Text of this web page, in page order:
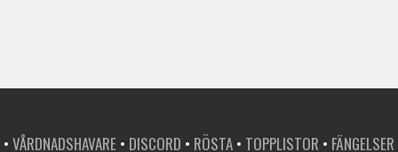
• VÅRDNADSHAVARE • DISCORD • RÖSTA • TOPPLISTOR • FÄNGELSER